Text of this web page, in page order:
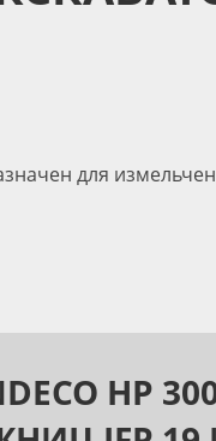
для
HP